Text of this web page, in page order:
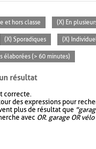
et hors classe (X) En
(X) Sporadiques (X)
élaborées (> 60 minutes)
résultat
correcte.
des expressions pour
plus de résultat que
avec OR. garage OR vélo